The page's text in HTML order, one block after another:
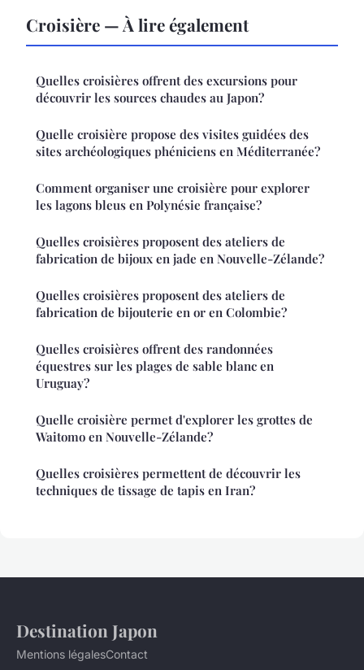
Croisière — À lire également
Quelles croisières offrent des excursions pour
découvrir les sources chaudes au Japon?
Quelle croisière propose des visites guidées des
sites archéologiques phéniciens en Méditerranée?
Comment organiser une croisière pour explorer
les lagons bleus en Polynésie française?
Quelles croisières proposent des ateliers de
fabrication de bijoux en jade en Nouvelle-Zélande?
Quelles croisières proposent des ateliers de
fabrication de bijouterie en or en Colombie?
Quelles croisières offrent des randonnées
équestres sur les plages de sable blanc en
Uruguay?
Quelle croisière permet d'explorer les grottes de
Waitomo en Nouvelle-Zélande?
Quelles croisières permettent de découvrir les
techniques de tissage de tapis en Iran?
Destination Japon
Mentions légalesContact